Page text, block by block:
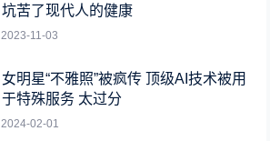
坑苦了现代人的健康
2023-11-03
女明星“不雅照”被疯传 顶级AI技术被用
于特殊服务 太过分
2024-02-01